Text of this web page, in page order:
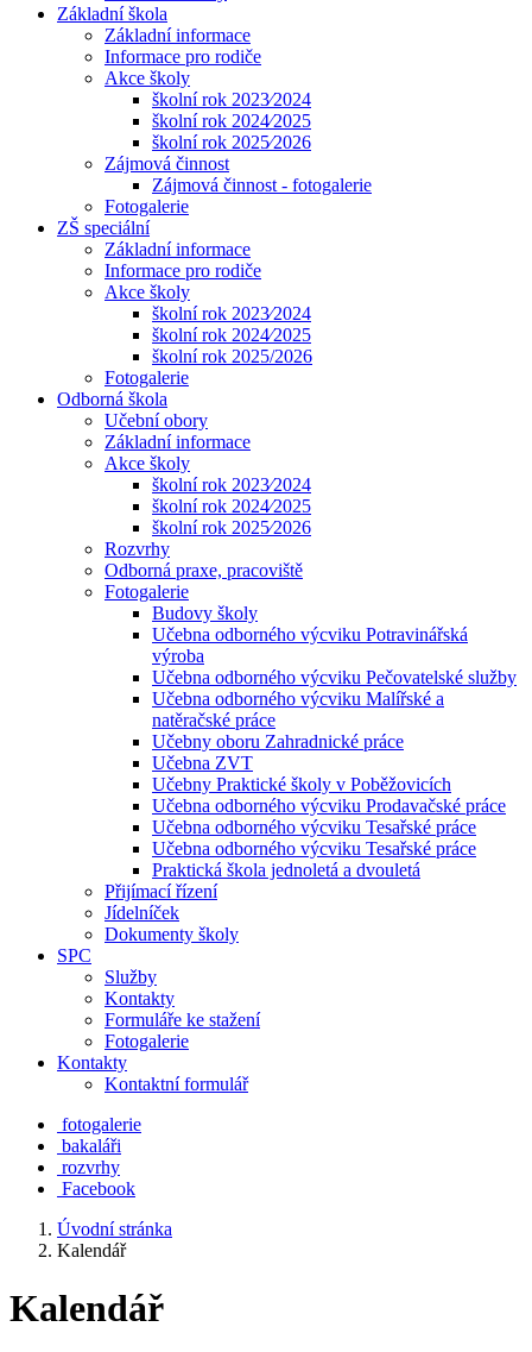
Základní škola
Základní informace
Informace pro rodiče
Akce školy
školní rok 2023⁄2024
školní rok 2024⁄2025
školní rok 2025⁄2026
Zájmová činnost
Zájmová činnost - fotogalerie
Fotogalerie
ZŠ speciální
Základní informace
Informace pro rodiče
Akce školy
školní rok 2023⁄2024
školní rok 2024⁄2025
školní rok 2025/2026
Fotogalerie
Odborná škola
Učební obory
Základní informace
Akce školy
školní rok 2023⁄2024
školní rok 2024⁄2025
školní rok 2025⁄2026
Rozvrhy
Odborná praxe, pracoviště
Fotogalerie
Budovy školy
Učebna odborného výcviku Potravinářská
výroba
Učebna odborného výcviku Pečovatelské služby
Učebna odborného výcviku Malířské a
natěračské práce
Učebny oboru Zahradnické práce
Učebna ZVT
Učebny Praktické školy v Poběžovicích
Učebna odborného výcviku Prodavačské práce
Učebna odborného výcviku Tesařské práce
Učebna odborného výcviku Tesařské práce
Praktická škola jednoletá a dvouletá
Přijímací řízení
Jídelníček
Dokumenty školy
SPC
Služby
Kontakty
Formuláře ke stažení
Fotogalerie
Kontakty
Kontaktní formulář
fotogalerie
bakaláři
rozvrhy
Facebook
Úvodní stránka
Kalendář
Kalendář